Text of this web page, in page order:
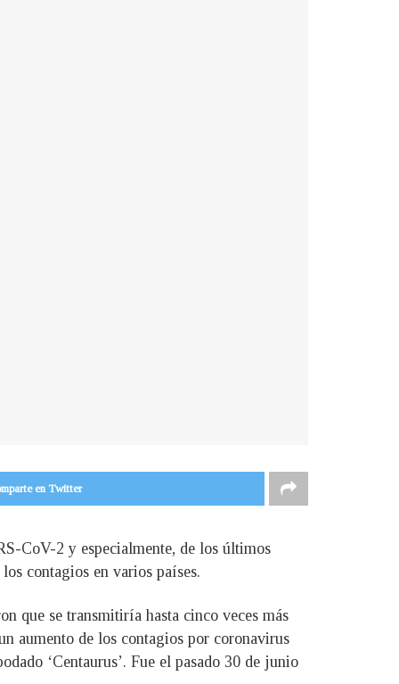
en Twitter
CoV-2 y especialmente, de los últimos
contagios en varios países.
que se transmitiría hasta cinco veces más
aumento de los contagios por coronavirus
‘Centaurus’. Fue el pasado 30 de junio